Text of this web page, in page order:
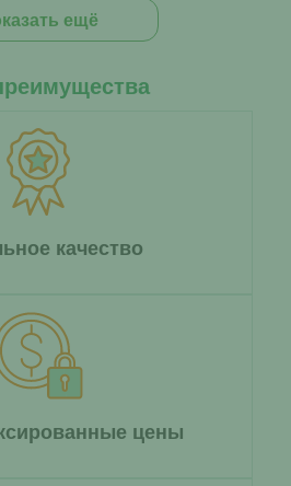
ещё
качество
цены